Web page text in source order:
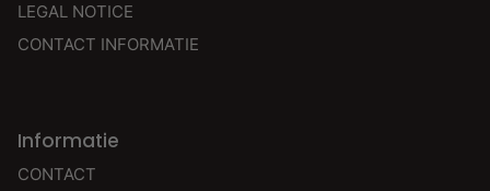
LEGAL NOTICE
CONTACT INFORMATIE
Informatie
CONTACT